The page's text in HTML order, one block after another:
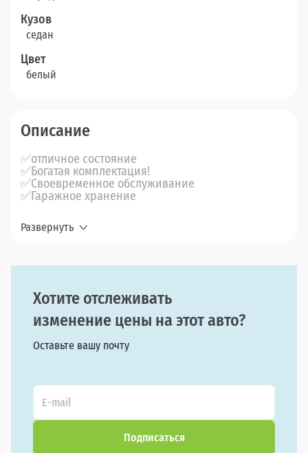
Кузов
седан
Цвет
белый
Описание
✅отличное состояние
✅Богатая комплектация!
✅Своевременное обслуживание
✅Гаражное хранение
Развернуть
Хотите отслеживать
изменение цены на этот авто?
Оставьте вашу почту
Подписаться